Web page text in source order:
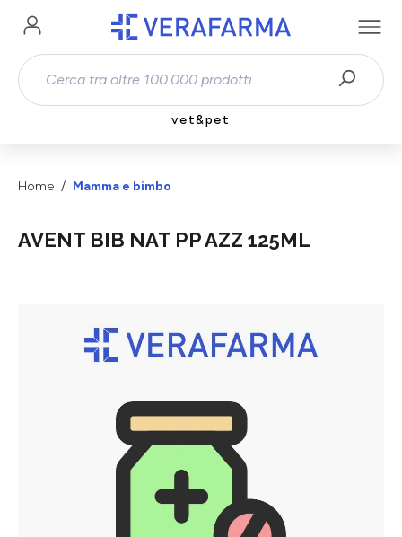
Passa al contenuto principale
vet&pet
Home Mamma e bimbo
AVENT BIB NAT PP AZZ 125ML